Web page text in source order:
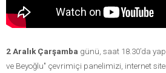
2 Aralık Çarşamba günü, saat 18.30’da
ve Beyoğlu" çevrimiçi panelimizi, internet